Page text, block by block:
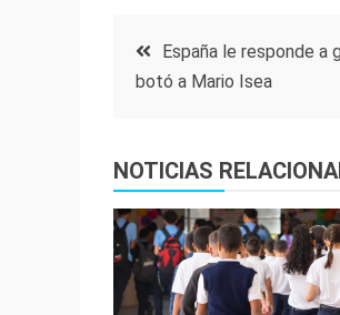
Navegación
entradas
España le responde a
botó a Mario Isea
NOTICIAS